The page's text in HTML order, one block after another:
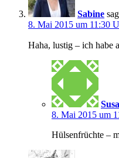
Sabine
8. Mai 2015 um 11:30
Haha, lustig – ich habe
8. Mai 2015 um
Hülsenfrüchte –